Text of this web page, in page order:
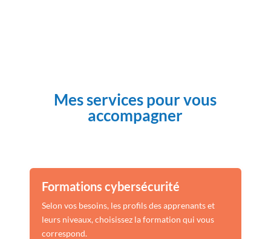
Mes services pour vous
accompagner
Formations cybersécurité
Selon vos besoins, les profils des apprenants et
leurs niveaux, choisissez la formation qui vous
correspond.